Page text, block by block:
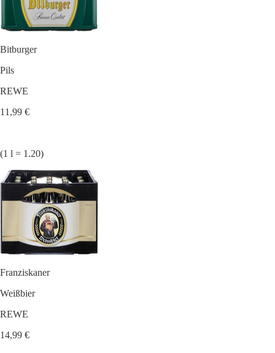
Bitburger
Pils
REWE
11,99 €
(1 l = 1.20)
Franziskaner
Weißbier
REWE
14,99 €